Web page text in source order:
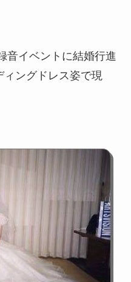
てる？息子は俳優で
誰かも調査！
妻は宮内千早！再婚
めに元嫁との結婚や
もまとめた！
音イベントに結婚行進
ングドレス姿で現